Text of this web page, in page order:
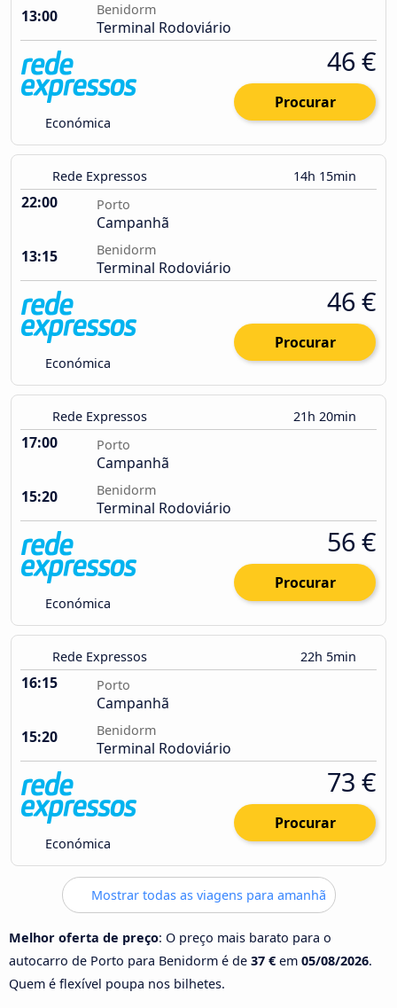
13:00
Benidorm
Terminal Rodoviário
Económica
46 €
Procurar
Rede Expressos 14h 15min
22:00 Porto
Campanhã
13:15
Benidorm
Terminal Rodoviário
Económica
46 €
Procurar
Rede Expressos 21h 20min
17:00 Porto
Campanhã
15:20
Benidorm
Terminal Rodoviário
Económica
56 €
Procurar
Rede Expressos 22h 5min
16:15 Porto
Campanhã
15:20
Benidorm
Terminal Rodoviário
Económica
73 €
Procurar
Mostrar todas as viagens para amanhã
Melhor oferta de preço: O preço mais barato para o
autocarro de Porto para Benidorm é de 37 € em 05/08/2026.
Quem é flexível poupa nos bilhetes.